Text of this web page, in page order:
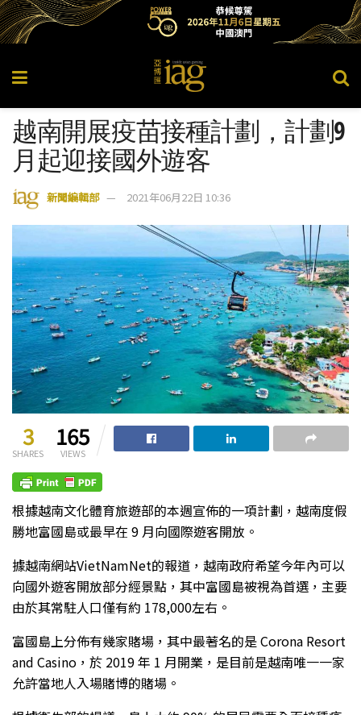
越南開展疫苗接種計劃，計劃9
月起迎接國外遊客
新聞編輯部 2021年06月22日 10:36
3
SHARES
165
VIEWS
根據越南文化體育旅遊部的本週宣佈的一項計劃，越南度假
勝地富國島或最早在 9 月向國際遊客開放。
據越南網站VietNamNet的報道，越南政府希望今年內可以
向國外遊客開放部分經景點，其中富國島被視為首選，主要
由於其常駐人口僅有約 178,000左右。
富國島上分佈有幾家賭場，其中最著名的是 Corona Resort
and Casino，於 2019 年 1 月開業，是目前是越南唯一一家
允許當地人入場賭博的賭場。